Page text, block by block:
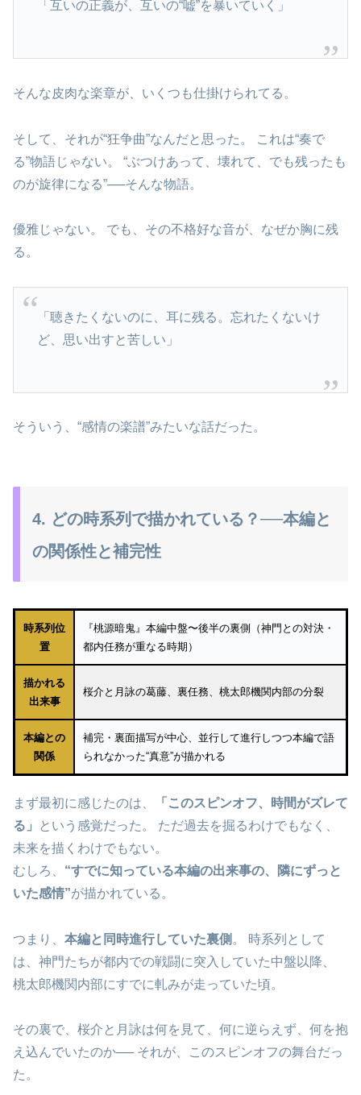
「互いの正義が、互いの“嘘”を暴いていく」
そんな皮肉な楽章が、いくつも仕掛けられてる。
そして、それが“狂争曲”なんだと思った。 これは“奏で
る”物語じゃない。 “ぶつけあって、壊れて、でも残ったも
のが旋律になる”──そんな物語。
優雅じゃない。 でも、その不格好な音が、なぜか胸に残
る。
「聴きたくないのに、耳に残る。忘れたくないけ
ど、思い出すと苦しい」
そういう、“感情の楽譜”みたいな話だった。
4. どの時系列で描かれている？──本編と
の関係性と補完性
時系列位
置
『桃源暗鬼』本編中盤〜後半の裏側（神門との対決・
都内任務が重なる時期）
描かれる
出来事
桜介と月詠の葛藤、裏任務、桃太郎機関内部の分裂
本編との
関係
補完・裏面描写が中心、並行して進行しつつ本編で語
られなかった“真意”が描かれる
まず最初に感じたのは、
「このスピンオフ、時間がズレて
る」
という感覚だった。 ただ過去を掘るわけでもなく、
未来を描くわけでもない。
むしろ、 “すでに知っている本編の出来事の、隣にずっと
いた感情”が描かれている。
つまり、 本編と同時進行していた裏側 。 時系列として
は、神門たちが都内での戦闘に突入していた中盤以降、
桃太郎機関内部にすでに軋みが走っていた頃。
その裏で、桜介と月詠は何を見て、何に逆らえず、何を抱
え込んでいたのか── それが、このスピンオフの舞台だっ
た。